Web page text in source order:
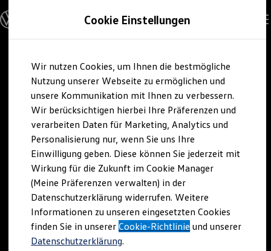
Hauptinhalt
springen
Footer
springen
Modelle und Konfigurator
Konfigurator
Modelle vergleichen
Elektroautos
ENERGY Sondermodelle
Nutzfahrzeuge
SUV und CUV
Familienautos
Kombis
Kompaktwagen
Sportwagen
Schnell verfügbare Fahrzeuge
Angebote und Produkte
Aktuelle Angebote
E-Auto-Förderung
Volkswagen Marktplatz
Die ENERGY Sondermodelle
Junge Gebrauchtwagen und Gebrauchtwagen
Volkswagen Zertifizierte Gebrauchtwagen
Elektromobilität bei Gebrauchtwagen
Cookie Einstellungen
Wir nutzen Cookies, um Ihnen die bestmögliche
Nutzung unserer Webseite zu ermöglichen und
unsere Kommunikation mit Ihnen zu verbessern.
Wir berücksichtigen hierbei Ihre Präferenzen und
verarbeiten Daten für Marketing, Analytics und
Personalisierung nur, wenn Sie uns Ihre
Einwilligung geben. Diese können Sie jederzeit mit
Wirkung für die Zukunft im Cookie Manager
(Meine Präferenzen verwalten) in der
Datenschutzerklärung widerrufen. Weitere
Informationen zu unseren eingesetzten Cookies
finden Sie in unsererCookie-Richtlinie und unserer
Datenschutzerklärung.